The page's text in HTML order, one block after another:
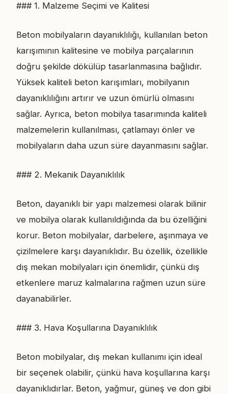
### 1. Malzeme Seçimi ve Kalitesi
Beton mobilyaların dayanıklılığı, kullanılan beton
karışımının kalitesine ve mobilya parçalarının
doğru şekilde dökülüp tasarlanmasına bağlıdır.
Yüksek kaliteli beton karışımları, mobilyanın
dayanıklılığını artırır ve uzun ömürlü olmasını
sağlar. Ayrıca, beton mobilya tasarımında kaliteli
malzemelerin kullanılması, çatlamayı önler ve
mobilyaların daha uzun süre dayanmasını sağlar.
### 2. Mekanik Dayanıklılık
Beton, dayanıklı bir yapı malzemesi olarak bilinir
ve mobilya olarak kullanıldığında da bu özelliğini
korur. Beton mobilyalar, darbelere, aşınmaya ve
çizilmelere karşı dayanıklıdır. Bu özellik, özellikle
dış mekan mobilyaları için önemlidir, çünkü dış
etkenlere maruz kalmalarına rağmen uzun süre
dayanabilirler.
### 3. Hava Koşullarına Dayanıklılık
Beton mobilyalar, dış mekan kullanımı için ideal
bir seçenek olabilir, çünkü hava koşullarına karşı
dayanıklıdırlar. Beton, yağmur, güneş ve don gibi